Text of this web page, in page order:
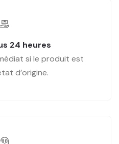
24 heures
si le produit est
d’origine.